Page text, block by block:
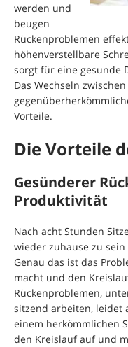
werden und
beugen
Rückenproblemen
höhenverstellbare
sorgt für eine gesunde
Das Wechseln
Vorteile.
Die Vorteile
Gesünderer
Produktivität
Nach acht Stunden
wieder zuhause zu
Genau das ist das
macht und den
Rückenproblemen,
sitzend arbeiten, leidet
einem herkömmlichen
den Kreislauf auf und